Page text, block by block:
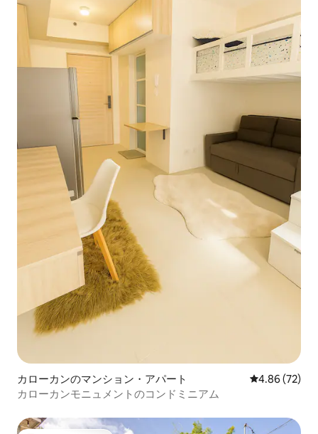
カローカンのマンション・アパート レビュー72
4.86 (72)
カローカンモニュメントのコンドミニアム